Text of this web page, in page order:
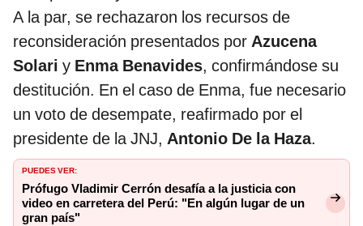
A la par, se rechazaron los recursos de
reconsideración presentados por Azucena
Solari y Enma Benavides, confirmándose su
destitución. En el caso de Enma, fue necesario
un voto de desempate, reafirmado por el
presidente de la JNJ, Antonio De la Haza.
PUEDES VER:
Prófugo Vladimir Cerrón desafía a la justicia con
video en carretera del Perú: "En algún lugar de un
gran país"